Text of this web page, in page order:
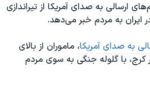
ارسالی به صدای آمریکا از تیراندازی
ایران به مردم خبر می‌دهد.
به صدای آمریکا، ماموران از بالای
با گلوله جنگی به سوی مردم